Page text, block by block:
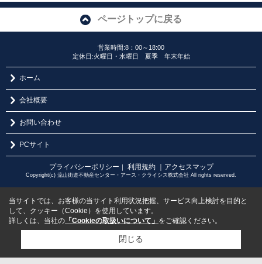
ページトップに戻る
営業時間:8：00～18:00
定休日:火曜日・水曜日 夏季 年末年始
ホーム
会社概要
お問い合わせ
PCサイト
プライバシーポリシー ｜ 利用規約 ｜アクセスマップ
Copyright(c) 流山街道不動産センター・アース・クライシス株式会社 All rights reserved.
当サイトでは、お客様の当サイト利用状況把握、サービス向上検討を目的と
して、クッキー（Cookie）を使用しています。
詳しくは、当社の 「Cookieの取扱いについて」 をご確認ください。
閉じる